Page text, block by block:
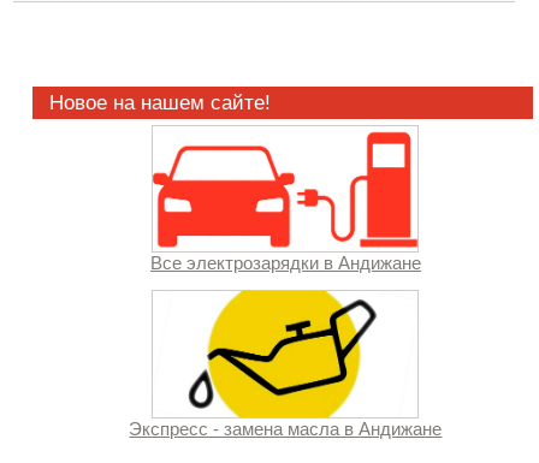
Новое на нашем сайте!
Все электрозарядки в Андижане
Экспресс - замена масла в Андижане